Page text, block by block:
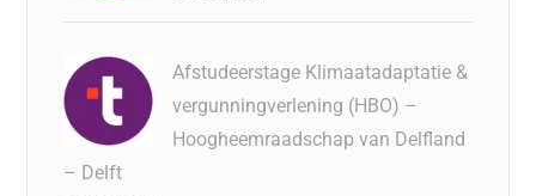
Afstudeerstage Klimaatadaptatie &
vergunningverlening (HBO) –
Hoogheemraadschap van Delfland
– Delft